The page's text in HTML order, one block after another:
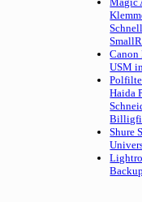
Canon
USM
Haida
Shure
Backup